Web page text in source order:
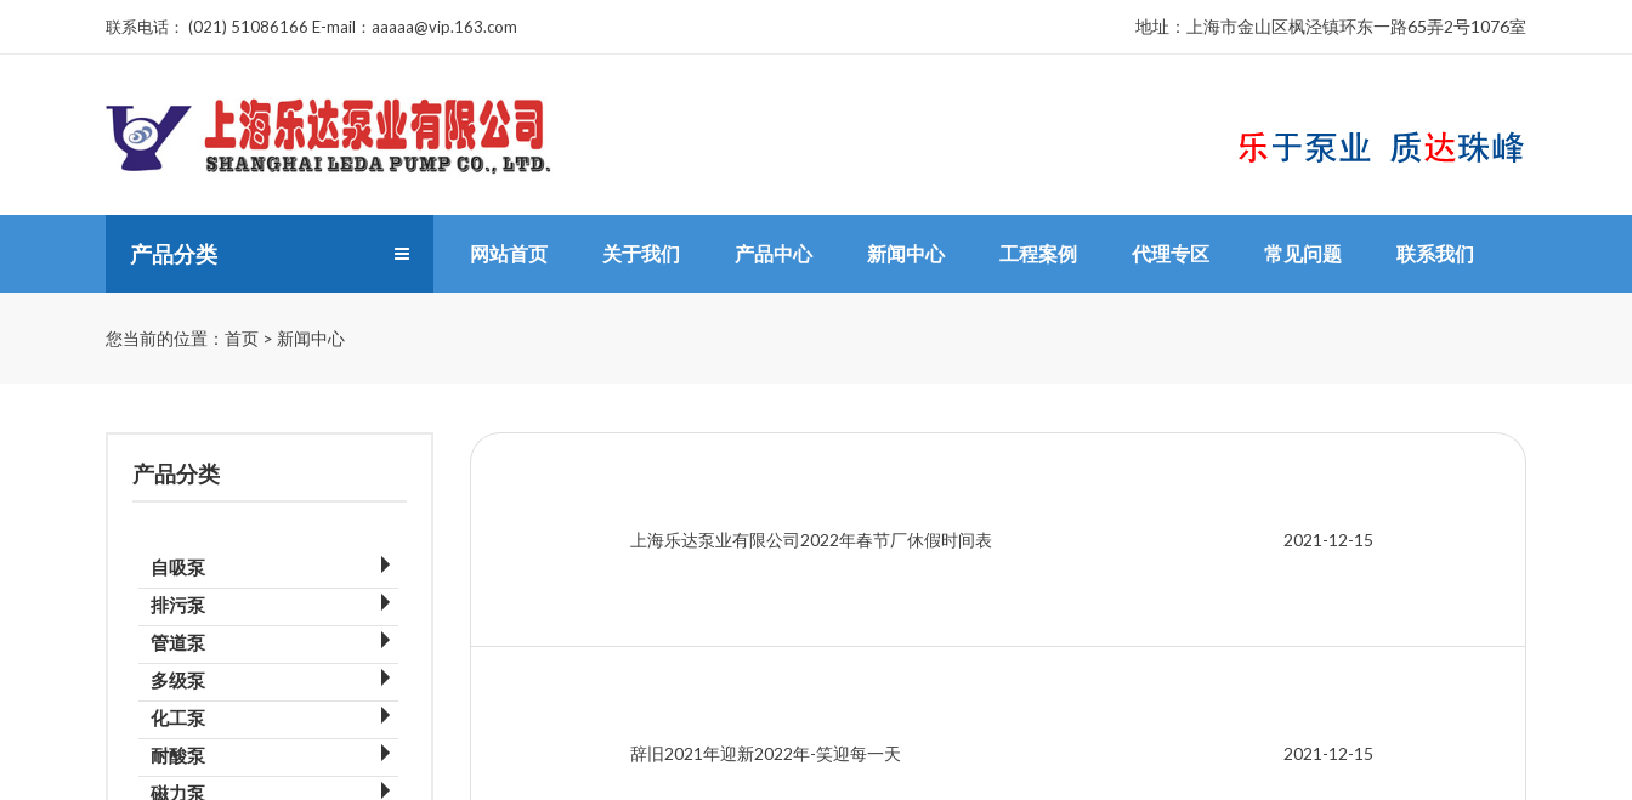
联系电话： (021) 51086166 E-mail：aaaaa@vip.163.com 地址： 上海市金山区枫泾镇环东一路65弄2号1076室
产品分类 网站首页 关于我们 产品中心 新闻中心 工程案例 代理专区 常见问题 联系我们
您当前的位置： 首页 > 新闻中心
产品分类
自吸泵
ZW无堵塞自吸排污泵
ZX清水自吸泵
CYZ-A自吸油泵
ZWL直联自吸排污泵
ZX卧式自吸泵
排污泵
ZW自吸式排污泵
ZWL直联自吸式排污泵
WQK带切割装置排污泵
AS型潜水排污泵
管道泵
YG卧式管道离心油泵
IHW卧式不锈钢管道离心泵
IRW卧式热水离心泵
多级泵
TSWA型卧式多级离心泵
DG型多级离心泵
化工泵
IHW卧式化工泵
耐酸泵
IHF氟塑料衬里离心泵
磁力泵
上海乐达泵业有限公司2022年春节厂休假时间表 2021-12-15
辞旧2021年迎新2022年-笑迎每一天 2021-12-15